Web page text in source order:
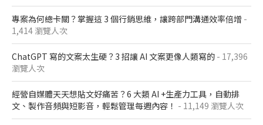
專案為何總卡關？掌握這 3 個行銷思維，讓跨部門溝通效率倍增 -
1,414 瀏覽人次
ChatGPT 寫的文案太生硬？3 招讓 AI 文案更像人類寫的 - 17,396
瀏覽人次
經營自媒體天天想貼文好痛苦？6 大類 AI +生產力工具，自動排
文、製作音頻與短影音，輕鬆管理每週內容！ - 11,149 瀏覽人次